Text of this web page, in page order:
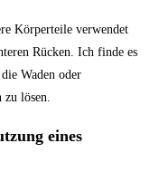
Körperteile verwendet
Rücken. Ich ​finde es
⁣Waden oder
lösen.
⁤eines